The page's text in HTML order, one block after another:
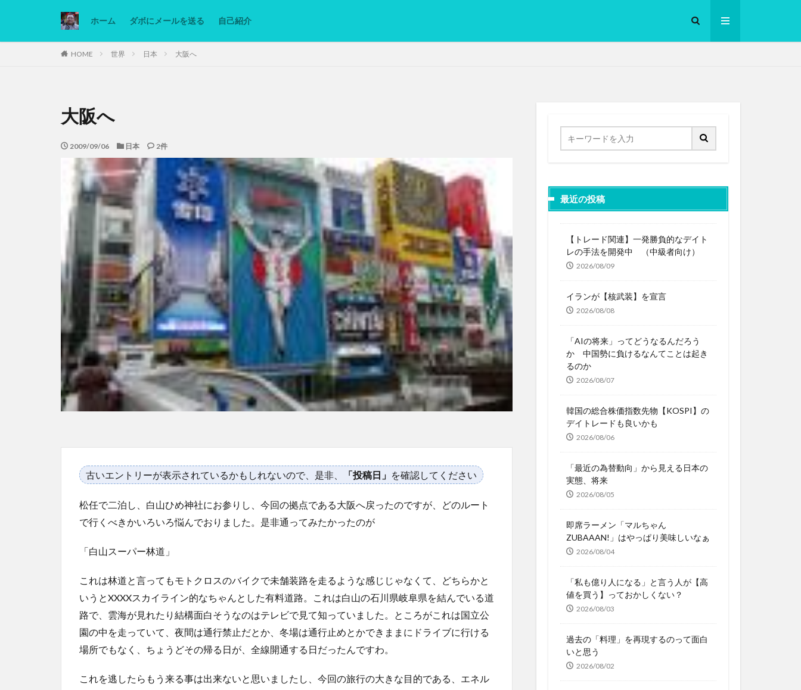
ホーム ダボにメールを送る 自己紹介
HOME 世界 日本 大阪へ
大阪へ
2009/09/06 日本 2件
古いエントリーが表示されているかもしれないので、是非、 「投稿日」 を確認してください
松任で二泊し、白山ひめ神社にお参りし、今回の拠点である大阪へ戻ったのですが、どのルート
で行くべきかいろいろ悩んでおりました。是非通ってみたかったのが
「白山スーパー林道」
これは林道と言ってもモトクロスのバイクで未舗装路を走るような感じじゃなくて、どちらかと
いうとXXXXスカイライン的なちゃんとした有料道路。これは白山の石川県岐阜県を結んでいる道
路で、雲海が見れたり結構面白そうなのはテレビで見て知っていました。ところがこれは国立公
園の中を走っていて、夜間は通行禁止だとか、冬場は通行止めとかできままにドライブに行ける
場所でもなく、ちょうどその帰る日が、全線開通する日だったんですわ。
これを逃したらもう来る事は出来ないと思いましたし、今回の旅行の大きな目的である、エネル
最近の投稿
【トレード関連】一発勝負的なデイト
レの手法を開発中 （中級者向け）
2026/08/09
イランが【核武装】を宣言
2026/08/08
「AIの将来」ってどうなるんだろう
か 中国勢に負けるなんてことは起き
るのか
2026/08/07
韓国の総合株価指数先物【KOSPI】の
デイトレードも良いかも
2026/08/06
「最近の為替動向」から見える日本の
実態、将来
2026/08/05
即席ラーメン「マルちゃん
ZUBAAAN!」はやっぱり美味しいなぁ
2026/08/04
「私も億り人になる」と言う人が【高
値を買う】っておかしくない？
2026/08/03
過去の「料理」を再現するのって面白
いと思う
2026/08/02
カテゴリー
検索